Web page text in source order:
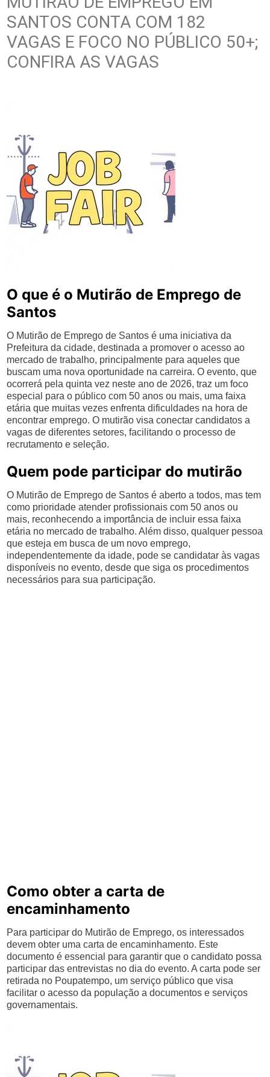
SANTOS CONTA COM 182
VAGAS E FOCO NO PÚBLICO 50+;
CONFIRA AS VAGAS
O que é o Mutirão de Emprego de
Santos
O Mutirão de Emprego de Santos é uma iniciativa da
Prefeitura da cidade, destinada a promover o acesso ao
mercado de trabalho, principalmente para aqueles que
buscam uma nova oportunidade na carreira. O evento, que
ocorrerá pela quinta vez neste ano de 2026, traz um foco
especial para o público com 50 anos ou mais, uma faixa
etária que muitas vezes enfrenta dificuldades na hora de
encontrar emprego. O mutirão visa conectar candidatos a
vagas de diferentes setores, facilitando o processo de
recrutamento e seleção.
Quem pode participar do mutirão
O Mutirão de Emprego de Santos é aberto a todos, mas tem
como prioridade atender profissionais com 50 anos ou
mais, reconhecendo a importância de incluir essa faixa
etária no mercado de trabalho. Além disso, qualquer pessoa
que esteja em busca de um novo emprego,
independentemente da idade, pode se candidatar às vagas
disponíveis no evento, desde que siga os procedimentos
necessários para sua participação.
Como obter a carta de
encaminhamento
Para participar do Mutirão de Emprego, os interessados
devem obter uma carta de encaminhamento. Este
documento é essencial para garantir que o candidato possa
participar das entrevistas no dia do evento. A carta pode ser
retirada no Poupatempo, um serviço público que visa
facilitar o acesso da população a documentos e serviços
governamentais.